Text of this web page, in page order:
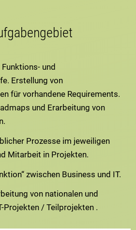
und
Erstellung von
für vorhandene Requirements.
und Erarbeitung von
Prozesse im jeweiligen
Mitarbeit in Projekten.
zwischen Business und IT.
von nationalen und
Projekten / Teilprojekten .